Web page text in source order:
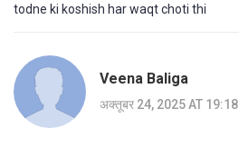
todne ki koshish har waqt choti thi
Veena Baliga
अक्तूबर 24, 2025 AT 19:18